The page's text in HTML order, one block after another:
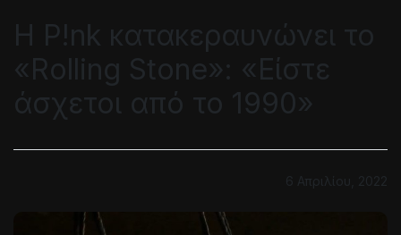
Η P!nk κατακεραυνώνει το
«Rolling Stone»: «Είστε
άσχετοι από το 1990»
6 Απριλίου, 2022